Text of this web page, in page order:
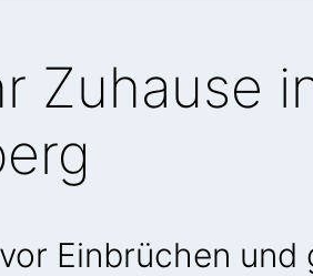
Zuhause
Einbrüchen und